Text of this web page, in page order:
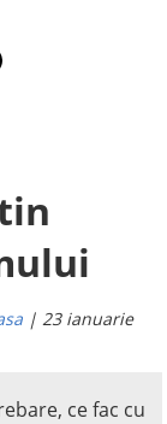
| 23 ianuarie
ce fac cu